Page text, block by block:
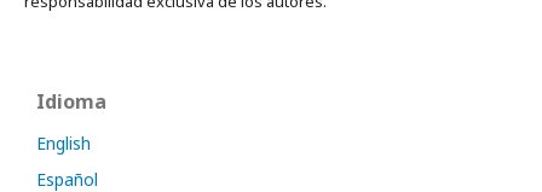
Idioma
English
Español